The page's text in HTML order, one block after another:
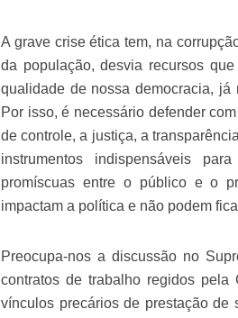
A grave crise ética tem, na
da população, desvia recursos
qualidade de nossa democracia, já
Por isso, é necessário defender
de controle, a justiça, a
instrumentos indispensáveis
promíscuas entre o público e o
impactam a política e não podem
Preocupa-nos a discussão no
contratos de trabalho regidos
vínculos precários de prestação de